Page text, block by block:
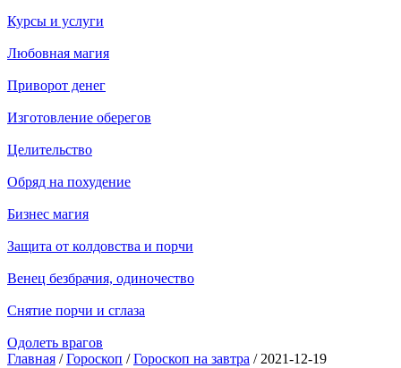
Курсы и услуги
Любовная магия
Приворот денег
Изготовление оберегов
Целительство
Обряд на похудение
Бизнес магия
Защита от колдовства и порчи
Венец безбрачия, одиночество
Снятие порчи и сглаза
Одолеть врагов
Главная /Гороскоп /Гороскоп на завтра / 2021-12-19